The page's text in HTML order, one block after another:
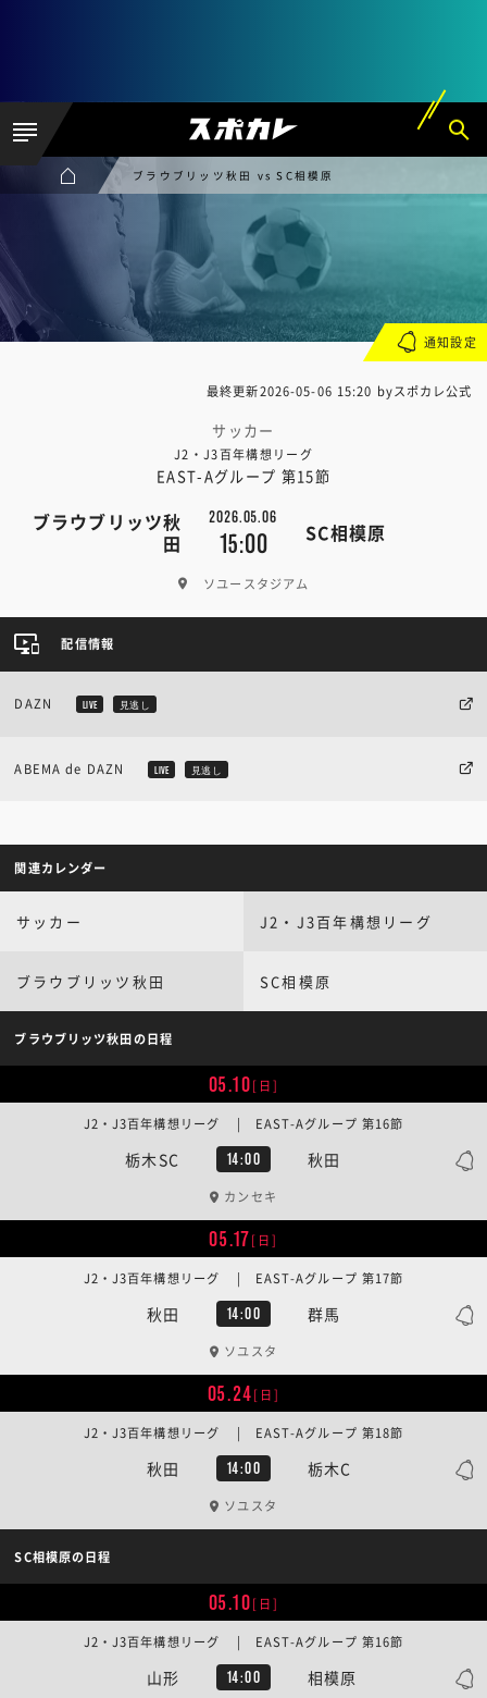
ブラウブリッツ秋田 vs SC相模原
最終更新2026-05-06 15:20 byスポカレ公式
サッカー
J2・J3百年構想リーグ
EAST-Aグループ 第15節
ブラウブリッツ秋
田
2026.05.06
15:00 SC相模原
ソユースタジアム
通知設定
配信情報
DAZN LIVE 見逃し
ABEMA de DAZN LIVE 見逃し
関連カレンダー
サッカー J2・J3百年構想リーグ
ブラウブリッツ秋田 SC相模原
ブラウブリッツ秋田の日程
05.10[日]
栃木SC 14:00 秋田
J2・J3百年構想リーグ | EAST-Aグループ 第16節
カンセキ
05.17[日]
秋田 14:00 群馬
J2・J3百年構想リーグ | EAST-Aグループ 第17節
ソユスタ
05.24[日]
秋田 14:00 栃木C
J2・J3百年構想リーグ | EAST-Aグループ 第18節
ソユスタ
SC相模原の日程
05.10[日]
山形 14:00 相模原
J2・J3百年構想リーグ | EAST-Aグループ 第16節